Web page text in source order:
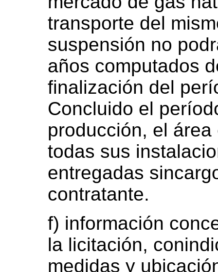
transporte del
suspensión no
años computados
finalización del
Concluido el
producción, el
todas sus
entregadas
contratante.
f) información
la licitación,
medidas y